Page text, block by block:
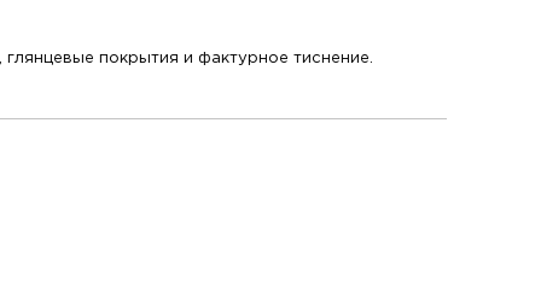
покрытия и фактурное тиснение.